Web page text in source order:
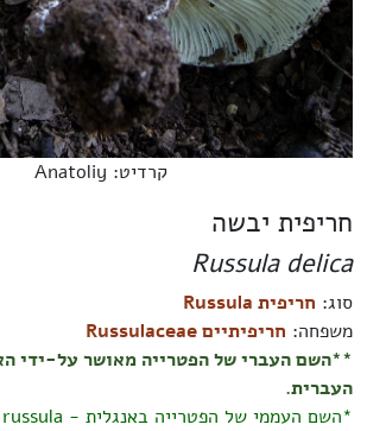
קרדיט: Anatoliy
חריפית יבשה
Russula delica
סוג:חריפית Russula
משפחה:חריפיתיים Russulaceae
**השם העברי של הפטרייה מאושר על-ידי
העברית.
*השם העממי של הפטרייה באנגלית - Short-stem russula